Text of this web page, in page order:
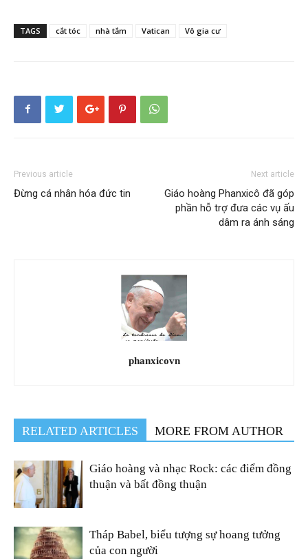
TAGS cắt tóc nhà tắm Vatican Vô gia cư
Previous article
Đừng cá nhân hóa đức tin
Next article
Giáo hoàng Phanxicô đã góp
phần hỗ trợ đưa các vụ ấu
dâm ra ánh sáng
phanxicovn
RELATED ARTICLES MORE FROM AUTHOR
Giáo hoàng và nhạc Rock: các điểm đồng
thuận và bất đồng thuận
Tháp Babel, biểu tượng sự hoang tưởng
của con người